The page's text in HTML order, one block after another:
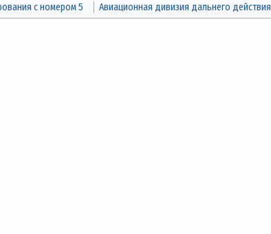
с номером 5 Авиационная дивизия дальнего действия